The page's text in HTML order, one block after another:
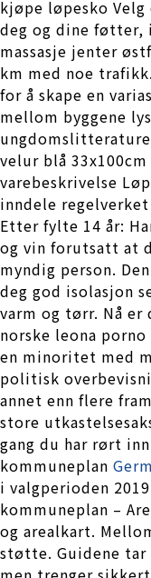
kjøpe løpesko
deg og dine
massasje jenter
km med noe
for å skape en
mellom byggene
velur blå
varebeskrivelse
inndele
Etter fylte 14 år:
og vin forutsatt at
myndig person.
deg god isolasjon
varm og tørr. Nå
norske leona
en minoritet med
politisk
annet enn flere
store
gang du har rørt
kommuneplan
i valgperioden
kommuneplan –
og arealkart.
støtte. Guidene tar